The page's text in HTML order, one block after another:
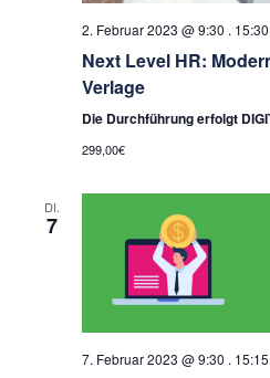
2. Februar 2023 @ 9:30 . 15:30
Next Level HR:
Verlage
Die Durchführung erfolgt
299,00€
DI.
7
7. Februar 2023 @ 9:30 . 15:15